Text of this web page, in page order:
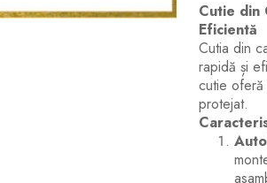
Cutie din
Eficientă
Cutia din
rapidă și
cutie oferă
protejat.